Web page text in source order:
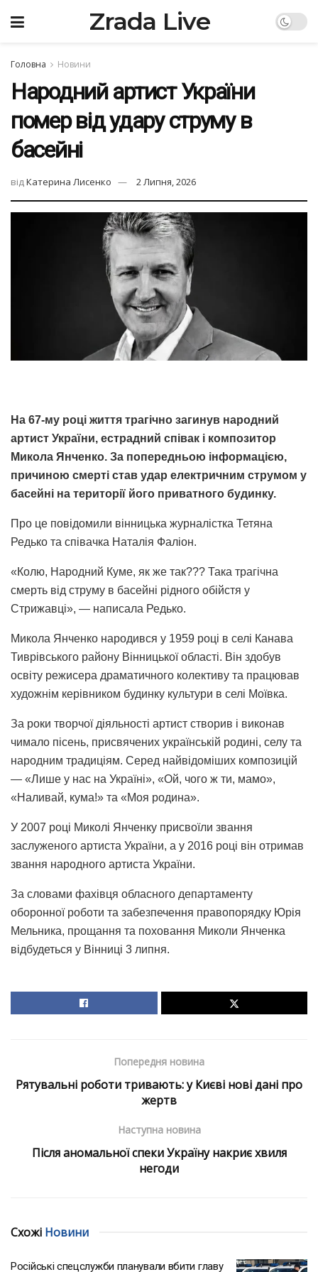
Zrada Live
Головна Новини
Народний артист України
помер від удару струму в
басейні
відКатерина Лисенко 2 Липня, 2026
На 67-му році життя трагічно загинув народний
артист України, естрадний співак і композитор
Микола Янченко. За попередньою інформацією,
причиною смерті став удар електричним струмом у
басейні на території його приватного будинку.
Про це повідомили вінницька журналістка Тетяна
Редько та співачка Наталія Фаліон.
«Колю, Народний Куме, як же так??? Така трагічна
смерть від струму в басейні рідного обійстя у
Стрижавці», — написала Редько.
Микола Янченко народився у 1959 році в селі Канава
Тиврівського району Вінницької області. Він здобув
освіту режисера драматичного колективу та працював
художнім керівником будинку культури в селі Моївка.
За роки творчої діяльності артист створив і виконав
чимало пісень, присвячених українській родині, селу та
народним традиціям. Серед найвідоміших композицій
— «Лише у нас на Україні», «Ой, чого ж ти, мамо»,
«Наливай, кума!» та «Моя родина».
У 2007 році Миколі Янченку присвоїли звання
заслуженого артиста України, а у 2016 році він отримав
звання народного артиста України.
За словами фахівця обласного департаменту
оборонної роботи та забезпечення правопорядку Юрія
Мельника, прощання та поховання Миколи Янченка
відбудеться у Вінниці 3 липня.
Попередня новина
Рятувальні роботи тривають: у Києві нові дані про
жертв
Наступна новина
Після аномальної спеки Україну накриє хвиля
негоди
Схожі Новини
Російські спецслужби планували вбити главу